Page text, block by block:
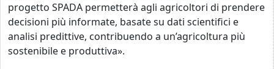
progetto SPADA permetterà agli agricoltori di prendere
decisioni più informate, basate su dati scientifici e
analisi predittive, contribuendo a un’agricoltura più
sostenibile e produttiva».